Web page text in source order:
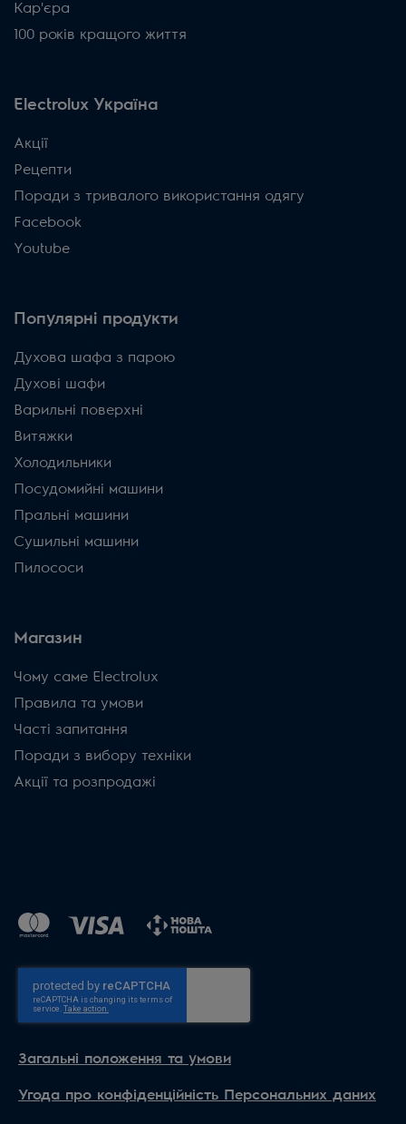
Кар'єра
100 років кращого життя
Electrolux Україна
Акції
Рецепти
Поради з тривалого використання одягу
Facebook
Youtube
Популярні продукти
Духова шафа з парою
Духові шафи
Варильні поверхні
Витяжки
Холодильники
Посудомийні машини
Пральні машини
Сушильні машини
Пилососи
Магазин
Чому саме Electrolux
Правила та умови
Часті запитання
Поради з вибору техніки
Акції та розпродажі
Загальні положення та умови
Угода про конфіденційність Персональних даних